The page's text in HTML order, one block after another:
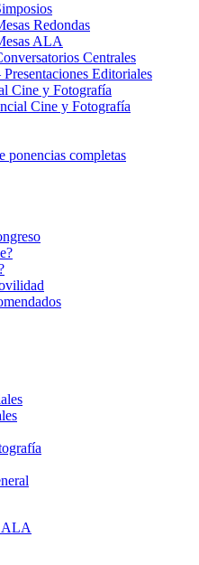
Redondas
ALA
Centrales
Editoriales
Cine y Fotografía
Cine y Fotografía
ponencias completas
ALA